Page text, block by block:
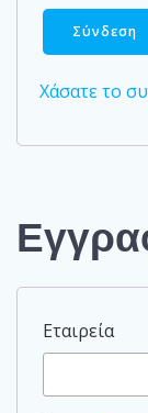
Σύνδεση
Χάσατε το
Εταιρεία